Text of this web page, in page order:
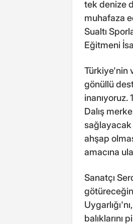
tek denize
muhafaza
Sualtı
Eğitmeni
Türkiye'nin
gönüllü
Dalış
sağlayacak
ahşap
amacına
Sanatçı